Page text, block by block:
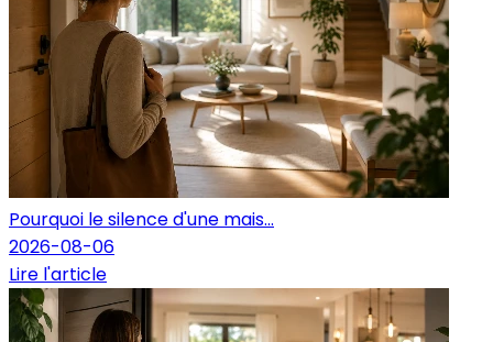
Pourquoi le silence d'une mais...
2026-08-06
Lire l'article